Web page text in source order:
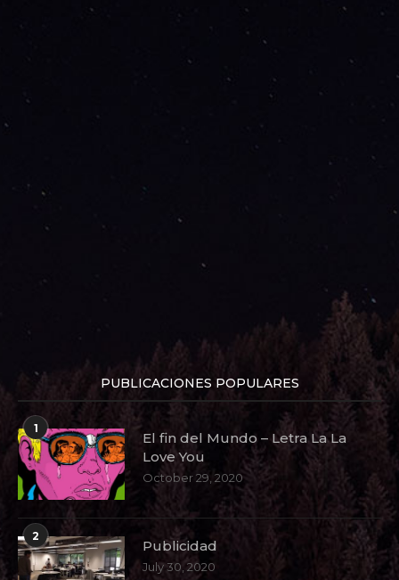
PUBLICACIONES POPULARES
1
El fin del Mundo – Letra La La
Love You
October 29, 2020
2
Publicidad
July 30, 2020